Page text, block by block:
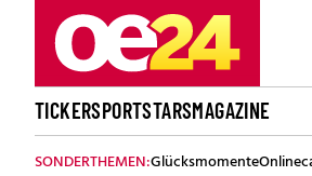
TICKERSPORTSTARSMAGAZINE
SONDERTHEMEN:Glücksmomente